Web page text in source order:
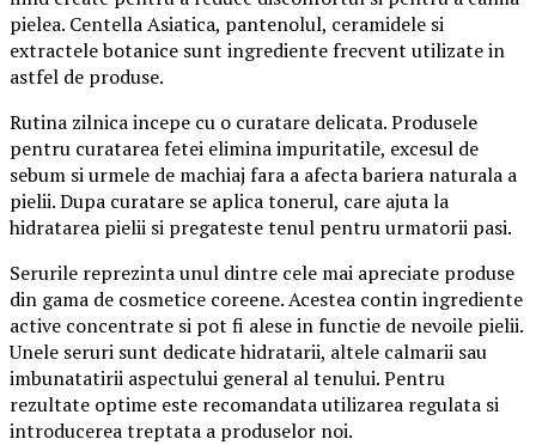
pielea. Centella Asiatica, pantenolul, ceramidele si
extractele botanice sunt ingrediente frecvent utilizate in
astfel de produse.
Rutina zilnica incepe cu o curatare delicata. Produsele
pentru curatarea fetei elimina impuritatile, excesul de
sebum si urmele de machiaj fara a afecta bariera naturala a
pielii. Dupa curatare se aplica tonerul, care ajuta la
hidratarea pielii si pregateste tenul pentru urmatorii pasi.
Serurile reprezinta unul dintre cele mai apreciate produse
din gama de cosmetice coreene. Acestea contin ingrediente
active concentrate si pot fi alese in functie de nevoile pielii.
Unele seruri sunt dedicate hidratarii, altele calmarii sau
imbunatatirii aspectului general al tenului. Pentru
rezultate optime este recomandata utilizarea regulata si
introducerea treptata a produselor noi.